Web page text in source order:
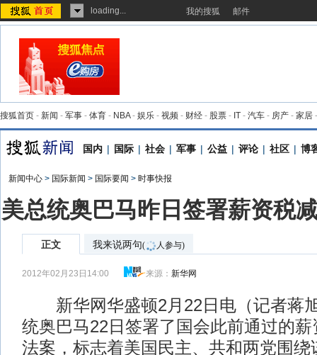
loading... 我的搜狐 邮件
搜狐首页 - 新闻 - 军事 - 体育 - NBA- 娱乐 - 视频 - 财经 - 股票 - IT - 汽车 - 房产 - 家居
国内 | 国际 | 社会 | 军事 | 公益 | 评论 | 社区 | 博
新闻中心 > 国际新闻 > 国际要闻 > 时事快报
美总统奥巴马昨日签署薪资税
正文 我来说两句( 人参与)
2012年02月23日14:00 来源：新华网
新华网华盛顿2月22日电（记者蒋
统奥巴马22日签署了国会此前通过的
法案，标志着美国民主、共和两党围绕